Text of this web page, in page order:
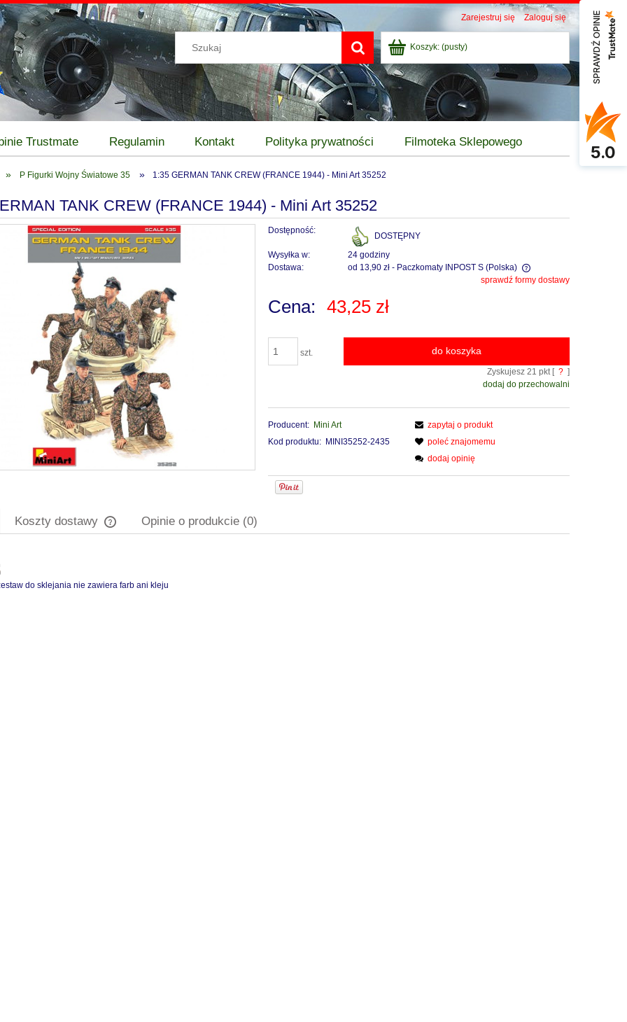
Zarejestruj się Zaloguj się
Koszyk: (pusty)
Trustmate Regulamin Kontakt Polityka prywatności Filmoteka Sklepowego
» P Figurki Wojny Światowe 35 » 1:35 GERMAN TANK CREW (FRANCE 1944) - Mini Art 35252
TANK CREW (FRANCE 1944) - Mini Art 35252
Dostępność:
DOSTĘPNY
Wysyłka w:
24 godziny
Dostawa:
od 13,90 zł - Paczkomaty INPOST S (Polska)
Cena nie zawiera ewentualnych kosztów
płatności
sprawdź formy dostawy
Cena: 43,25 zł
szt. do koszyka
Zyskujesz 21 pkt [ ? ]
dodaj do przechowalni
Producent: Mini Art
Kod produktu: MINI35252-2435
zapytaj o produkt
poleć znajomemu
dodaj opinię
Koszty dostawy Opinie o produkcie (0)
do sklejania nie zawiera farb ani kleju
SPRAWDŹ OPINIE
5.0